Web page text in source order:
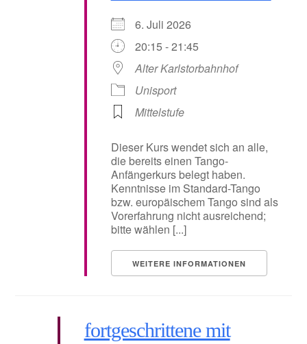
6. Juli 2026
20:15 - 21:45
Alter Karlstorbahnhof
Unisport
Mittelstufe
Dieser Kurs wendet sich an alle,
die bereits einen Tango-
Anfängerkurs belegt haben.
Kenntnisse im Standard-Tango
bzw. europäischem Tango sind als
Vorerfahrung nicht ausreichend;
bitte wählen [...]
WEITERE INFORMATIONEN
fortgeschrittene mit